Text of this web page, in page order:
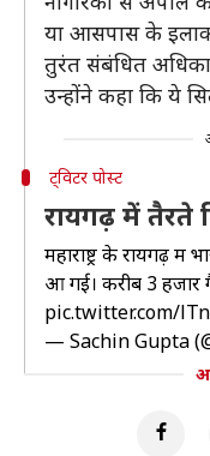
या आसपास के
तुरंत संबंधित
उन्होंने कहा कि ये
ट्विटर पोस्ट
रायगढ़ में तैरते
महाराष्ट्र के रायगढ़ में
आ गई। करीब 3 हजार
pic.twitter.com/
— Sachin Gupta